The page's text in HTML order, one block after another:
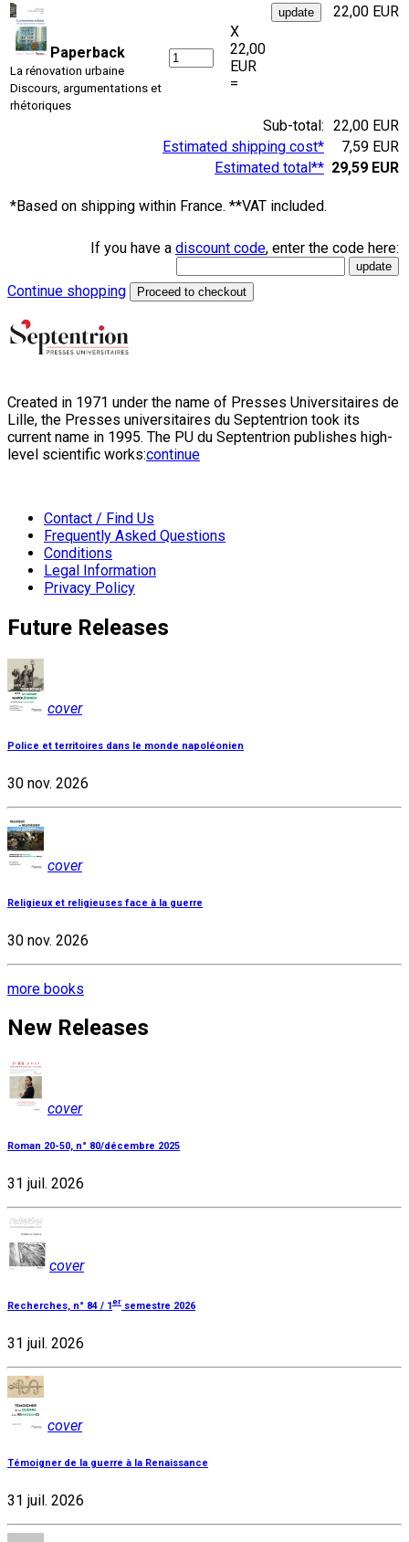
Paperback
La rénovation urbaine
Discours, argumentations et
rhétoriques
X
22,00
EUR
=
22,00 EUR
Sub-total: 22,00 EUR
Estimated shipping cost*
7,59 EUR
Estimated total** 29,59 EUR
*Based on shipping within France. **VAT included.
If you have a discount code, enter the code here:
Continue shopping Proceed to checkout
Created in 1971 under the name of Presses Universitaires de
Lille, the Presses universitaires du Septentrion took its
current name in 1995. The PU du Septentrion publishes high-
level scientific works:continue
Contact / Find Us
Frequently Asked Questions
Conditions
Legal Information
Privacy Policy
Future Releases
cover
Police et territoires dans le monde napoléonien
30 nov. 2026
cover
Religieux et religieuses face à la guerre
30 nov. 2026
more books
New Releases
cover
Roman 20-50, n° 80/décembre 2025
31 juil. 2026
cover
Recherches, n° 84 / 1er semestre 2026
31 juil. 2026
cover
Témoigner de la guerre à la Renaissance
31 juil. 2026